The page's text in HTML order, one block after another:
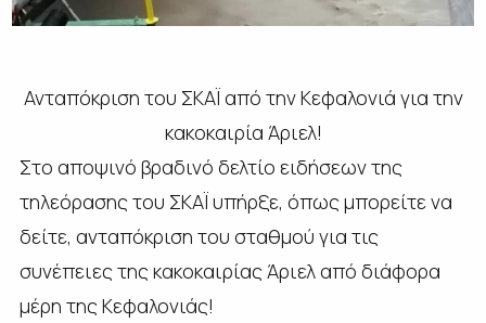
Ανταπόκριση του ΣΚΑΪ από την Κεφαλονιά για την
κακοκαιρία Άριελ!
Στο αποψινό βραδινό δελτίο ειδήσεων της
τηλεόρασης του ΣΚΑΪ υπήρξε, όπως μπορείτε να
δείτε, ανταπόκριση του σταθμού για τις
συνέπειες της κακοκαιρίας Άριελ από διάφορα
μέρη της Κεφαλονιάς!